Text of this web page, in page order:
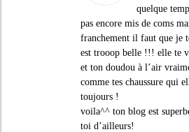
quelque
pas encore mis de coms
franchement il faut que je
est trooop belle !!! elle te
et ton doudou à l’air
comme tes chaussure qui
toujours !
voila^^ ton blog est
toi d’ailleurs!